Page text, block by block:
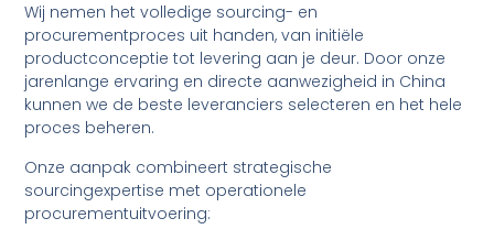
Wij nemen het volledige sourcing- en
procurementproces uit handen, van initiële
productconceptie tot levering aan je deur. Door onze
jarenlange ervaring en directe aanwezigheid in China
kunnen we de beste leveranciers selecteren en het hele
proces beheren.
Onze aanpak combineert strategische
sourcingexpertise met operationele
procurementuitvoering: